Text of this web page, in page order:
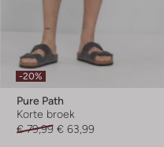
-20%
Pure Path
Korte broek
€ 79,99 € 63,99